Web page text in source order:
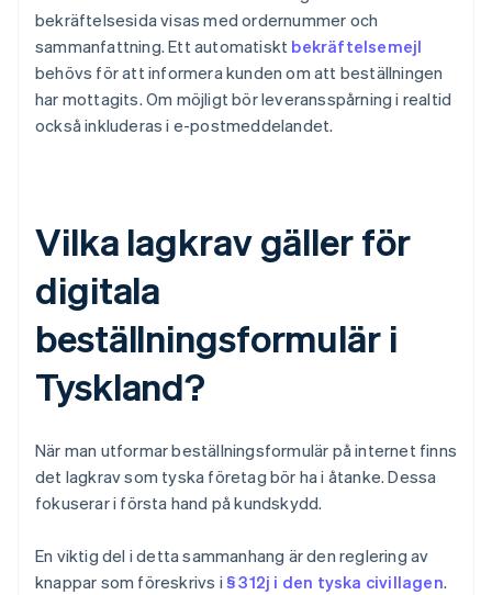
bekräftelsesida visas med ordernummer och
sammanfattning. Ett automatiskt bekräftelsemejl
behövs för att informera kunden om att beställningen
har mottagits. Om möjligt bör leveransspårning i realtid
också inkluderas i e-postmeddelandet.
Vilka lagkrav gäller för
digitala
beställningsformulär i
Tyskland?
När man utformar beställningsformulär på internet finns
det lagkrav som tyska företag bör ha i åtanke. Dessa
fokuserar i första hand på kundskydd.
En viktig del i detta sammanhang är den reglering av
knappar som föreskrivs i § 312j i den tyska civillagen.